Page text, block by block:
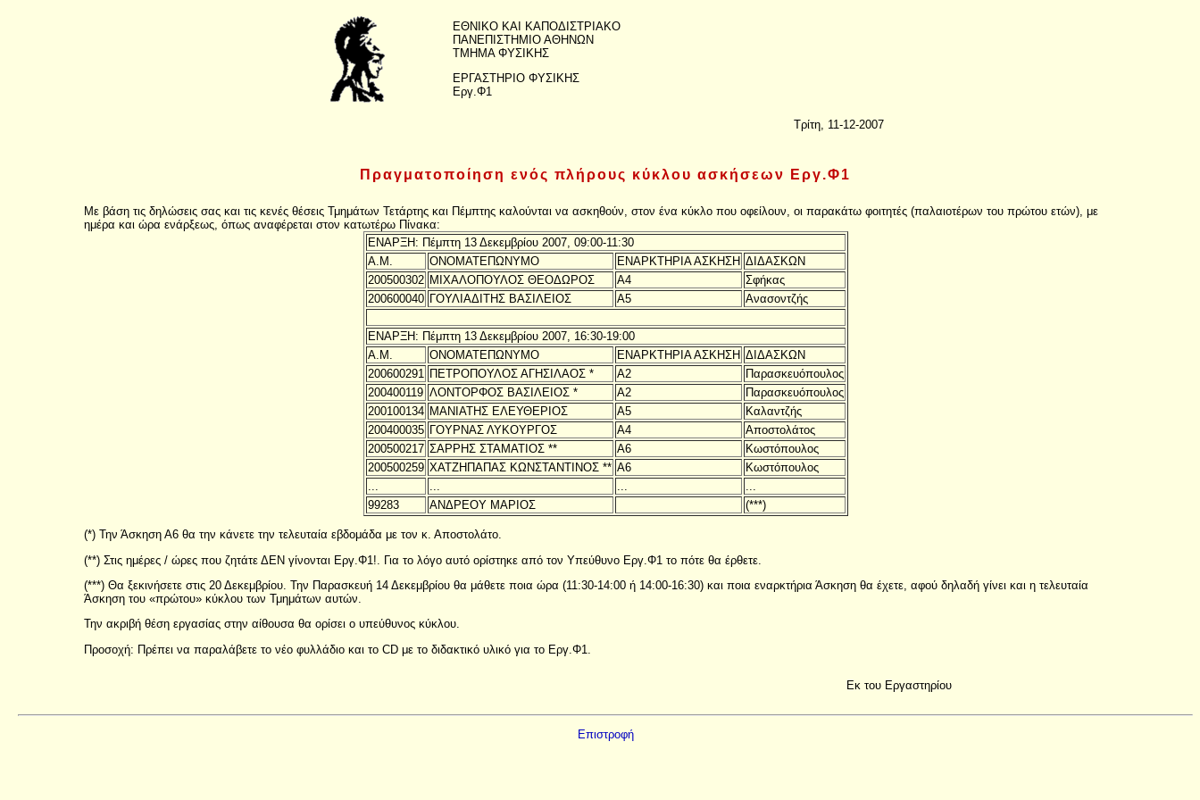
ΕΘΝΙΚΟ ΚΑΙ ΚΑΠΟΔΙΣΤΡΙΑΚΟ
ΠΑΝΕΠΙΣΤΗΜΙΟ ΑΘΗΝΩΝ
ΤΜΗΜΑ ΦΥΣΙΚΗΣ
ΕΡΓΑΣΤΗΡΙΟ ΦΥΣΙΚΗΣ
Εργ.Φ1
Τρίτη, 11-12-2007
Πραγματοποίηση ενός πλήρους κύκλου ασκήσεων Εργ.Φ1
Με βάση τις δηλώσεις σας και τις κενές θέσεις Τμημάτων Τετάρτης και Πέμπτης καλούνται να ασκηθούν, στον ένα κύκλο που οφείλουν, οι παρακάτω φοιτητές (παλαιοτέρων του πρώτου ετών), με
ημέρα και ώρα ενάρξεως, όπως αναφέρεται στον κατωτέρω Πίνακα:
ΕΝΑΡΞΗ: Πέμπτη 13 Δεκεμβρίου 2007, 09:00-11:30
Α.Μ.
ΟΝΟΜΑΤΕΠΩΝΥΜΟ ΕΝΑΡΚΤΗΡΙΑ ΑΣΚΗΣΗ ΔΙΔΑΣΚΩΝ
200500302 ΜΙΧΑΛΟΠΟΥΛΟΣ ΘΕΟΔΩΡΟΣ Α4
Σφήκας
200600040 ΓΟΥΛΙΑΔΙΤΗΣ ΒΑΣΙΛΕΙΟΣ Α5 Ανασοντζής
ΕΝΑΡΞΗ: Πέμπτη 13 Δεκεμβρίου 2007, 16:30-19:00
Α.Μ.
ΟΝΟΜΑΤΕΠΩΝΥΜΟ ΕΝΑΡΚΤΗΡΙΑ ΑΣΚΗΣΗ ΔΙΔΑΣΚΩΝ
200600291 ΠΕΤΡΟΠΟΥΛΟΣ ΑΓΗΣΙΛΑΟΣ * Α2
Παρασκευόπουλος
200400119 ΛΟΝΤΟΡΦΟΣ ΒΑΣΙΛΕΙΟΣ * Α2
Παρασκευόπουλος
200100134 ΜΑΝΙΑΤΗΣ ΕΛΕΥΘΕΡΙΟΣ Α5
Καλαντζής
200400035 ΓΟΥΡΝΑΣ ΛΥΚΟΥΡΓΟΣ Α4
Αποστολάτος
200500217 ΣΑΡΡΗΣ ΣΤΑΜΑΤΙΟΣ ** Α6
Κωστόπουλος
200500259 ΧΑΤΖΗΠΑΠΑΣ ΚΩΝΣΤΑΝΤΙΝΟΣ ** Α6
Κωστόπουλος
...
... ...
...
99283
ΑΝΔΡΕΟΥ ΜΑΡΙΟΣ (***)
(*) Την Άσκηση Α6 θα την κάνετε την τελευταία εβδομάδα με τον κ. Αποστολάτο.
(**) Στις ημέρες / ώρες που ζητάτε ΔΕΝ γίνονται Εργ.Φ1!. Για το λόγο αυτό ορίστηκε από τον Υπεύθυνο Εργ.Φ1 το πότε θα έρθετε.
(***) Θα ξεκινήσετε στις 20 Δεκεμβρίου. Την Παρασκευή 14 Δεκεμβρίου θα μάθετε ποια ώρα (11:30-14:00 ή 14:00-16:30) και ποια εναρκτήρια Άσκηση θα έχετε, αφού δηλαδή γίνει και η τελευταία
Άσκηση του «πρώτου» κύκλου των Τμημάτων αυτών.
Την ακριβή θέση εργασίας στην αίθουσα θα ορίσει ο υπεύθυνος κύκλου.
Προσοχή: Πρέπει να παραλάβετε το νέο φυλλάδιο και το CD με το διδακτικό υλικό για το Εργ.Φ1.
Εκ του Εργαστηρίου
Επιστροφή